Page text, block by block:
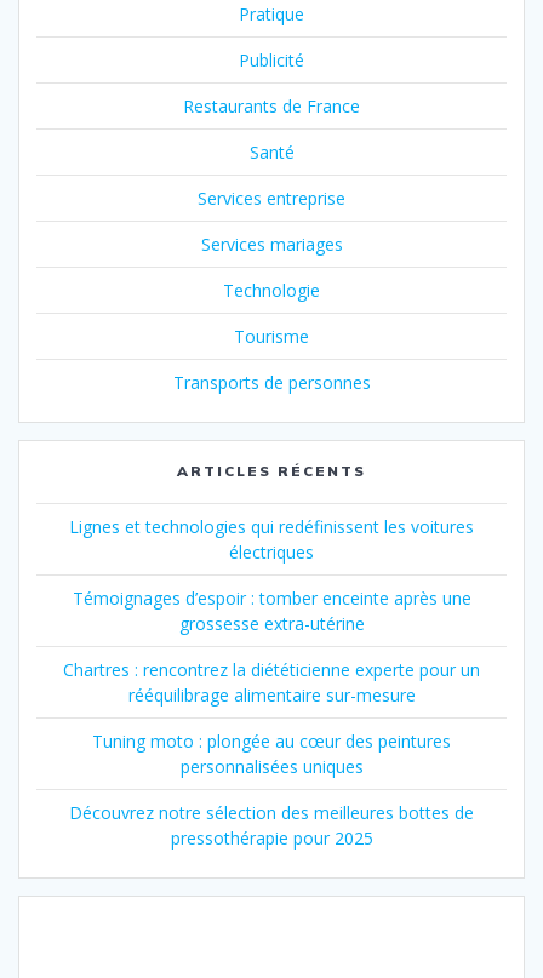
Pratique
Publicité
Restaurants de France
Santé
Services entreprise
Services mariages
Technologie
Tourisme
Transports de personnes
ARTICLES RÉCENTS
Lignes et technologies qui redéfinissent les voitures
électriques
Témoignages d’espoir : tomber enceinte après une
grossesse extra-utérine
Chartres : rencontrez la diététicienne experte pour un
rééquilibrage alimentaire sur-mesure
Tuning moto : plongée au cœur des peintures
personnalisées uniques
Découvrez notre sélection des meilleures bottes de
pressothérapie pour 2025